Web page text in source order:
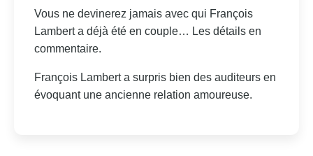
Vous ne devinerez jamais avec qui François
Lambert a déjà été en couple… Les détails en
commentaire.
François Lambert a surpris bien des auditeurs en
évoquant une ancienne relation amoureuse.